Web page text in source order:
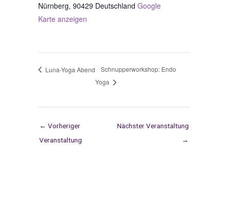
Nürnberg, 90429 Deutschland Google
Karte anzeigen
Luna-Yoga Abend
Schnupperworkshop: Endo
Yoga
← Vorheriger
Veranstaltung
Nächster Veranstaltung
→